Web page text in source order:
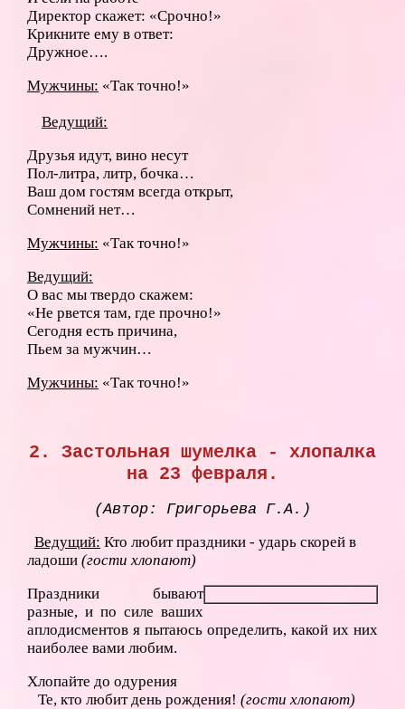
Директор скажет: «Срочно!»
Крикните ему в ответ:
Дружное….
Мужчины: «Так точно!»
Ведущий:
Друзья идут, вино несут
Пол-литра, литр, бочка…
Ваш дом гостям всегда открыт,
Сомнений нет…
Мужчины: «Так точно!»
Ведущий:
О вас мы твердо скажем:
«Не рвется там, где прочно!»
Сегодня есть причина,
Пьем за мужчин…
Мужчины: «Так точно!»
2. Застольная шумелка - хлопалка
на 23 февраля.
(Автор: Григорьева Г.А.)
Ведущий: Кто любит праздники - ударь скорей в
ладоши (гости хлопают)
Праздники бывают
разные, и по силе ваших
аплодисментов я пытаюсь определить, какой их них
наиболее вами любим.
Хлопайте до одурения
Те, кто любит день рождения! (гости хлопают)